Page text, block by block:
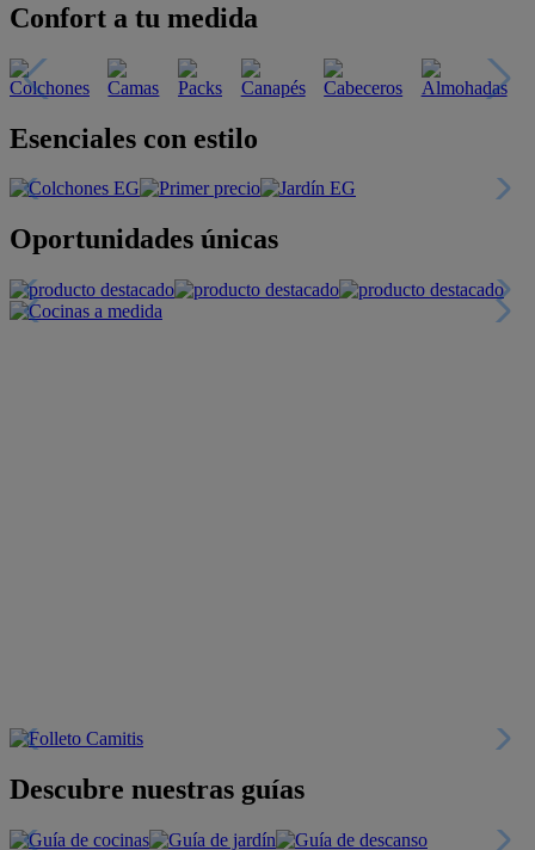
Confort a tu medida
Esenciales con estilo
Oportunidades únicas
Descubre nuestras guías